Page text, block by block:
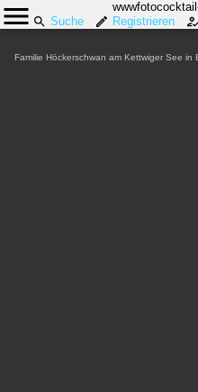
Suche
Registrieren
Familie Höckerschwan am Kettwiger See in